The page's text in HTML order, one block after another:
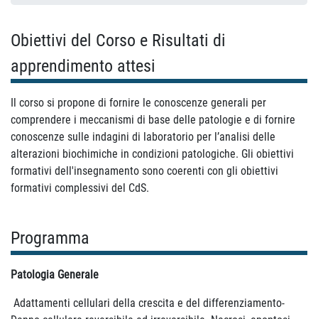
Obiettivi del Corso e Risultati di
apprendimento attesi
Il corso si propone di fornire le conoscenze generali per
comprendere i meccanismi di base delle patologie e di fornire
conoscenze sulle indagini di laboratorio per l’analisi delle
alterazioni biochimiche in condizioni patologiche. Gli obiettivi
formativi dell'insegnamento sono coerenti con gli obiettivi
formativi complessivi del CdS.
Programma
Patologia Generale
Adattamenti cellulari della crescita e del differenziamento-